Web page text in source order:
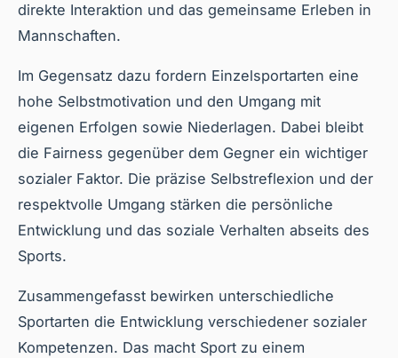
direkte Interaktion und das gemeinsame Erleben in
Mannschaften.
Im Gegensatz dazu fordern Einzelsportarten eine
hohe Selbstmotivation und den Umgang mit
eigenen Erfolgen sowie Niederlagen. Dabei bleibt
die Fairness gegenüber dem Gegner ein wichtiger
sozialer Faktor. Die präzise Selbstreflexion und der
respektvolle Umgang stärken die persönliche
Entwicklung und das soziale Verhalten abseits des
Sports.
Zusammengefasst bewirken unterschiedliche
Sportarten die Entwicklung verschiedener sozialer
Kompetenzen. Das macht Sport zu einem